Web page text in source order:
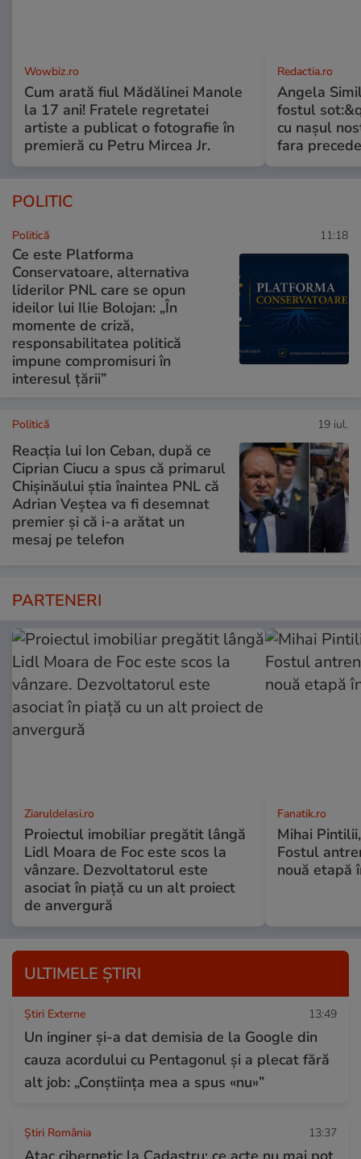
Wowbiz.ro
Cum arată fiul Mădălinei Manole
la 17 ani! Fratele regretatei
artiste a publicat o fotografie în
premieră cu Petru Mircea Jr.
Redactia.ro
Angela
fostul
cu nașul
fara
POLITIC
Politică 11:18
Ce este Platforma
Conservatoare, alternativa
liderilor PNL care se opun
ideilor lui Ilie Bolojan: „În
momente de criză,
responsabilitatea politică
impune compromisuri în
interesul țării”
Politică 19 iul.
Reacția lui Ion Ceban, după ce
Ciprian Ciucu a spus că primarul
Chișinăului știa înaintea PNL că
Adrian Veștea va fi desemnat
premier și că i-a arătat un
mesaj pe telefon
PARTENERI
ZiaruldeIasi.ro
Proiectul imobiliar pregătit lângă
Lidl Moara de Foc este scos la
vânzare. Dezvoltatorul este
asociat în piață cu un alt proiect
de anvergură
Fanatik.ro
Mihai
Fostul
nouă etapă
ULTIMELE ȘTIRI
Știri Externe 13:49
Un inginer și-a dat demisia de la Google din
cauza acordului cu Pentagonul și a plecat fără
alt job: „Conștiința mea a spus «nu»”
Știri România 13:37